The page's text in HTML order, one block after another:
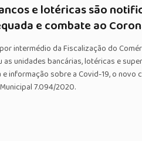
e lotéricas são
e combate ao
intermédio da Fiscalização do
as unidades bancárias, lotéricas e
e informação sobre a Covid-19, o
7.094/2020.